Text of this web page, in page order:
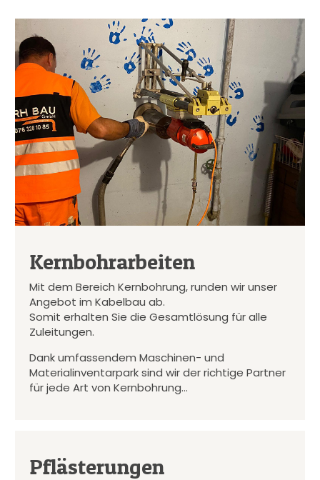
Kernbohrarbeiten
Mit dem Bereich Kernbohrung, runden wir unser
Angebot im Kabelbau ab.
Somit erhalten Sie die Gesamtlösung für alle
Zuleitungen.
Dank umfassendem Maschinen- und
Materialinventarpark sind wir der richtige Partner
für jede Art von Kernbohrung…
Pflästerungen